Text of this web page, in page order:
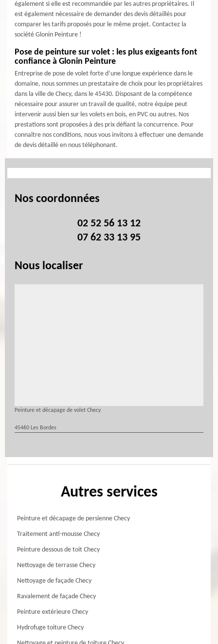
également si elle est recommandée par les autres propriétaires. Il
est également nécessaire de demander des devis détaillés pour
comparer les tarifs proposés pour le même projet. Contactez la
société Glonin Peinture !
Pose de peinture sur volet : les plus exigeants font
confiance à Glonin Peinture
Entreprise de pose de volet forte d’une longue expérience dans le
domaine, nous sommes un prestataire de choix pour les propriétaires
dans la ville de Checy, dans le 45430. Disposant de la compétence
nécessaire pour assurer un travail de qualité, notre équipe peut
intervenir aussi bien sur les volets en bois, en PVC ou autres. Nos
prestations sont proposées à des prix défiant la concurrence. Pour
connaître nos conditions, nous vous invitons à effectuer une demande
de devis détaillé en nous téléphonant.
Nos coordonnées
02 52 56 13 12
07 62 33 13 95
Nous localiser
Peinture et décapage de volet Checy
45460 Les Bordes
Autres services
Peinture et décapage de persienne Checy
Traitement anti-mousse Checy
Peinture dessous de toit Checy
Nettoyage de terrasse Checy
Nettoyage de façade Checy
Ravalement de façade Checy
Peinture extérieure Checy
Hydrofuge toiture Checy